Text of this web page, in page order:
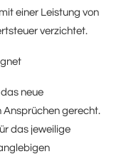
einer Leistung von
verzichtet.
neue
gerecht.
das jeweilige